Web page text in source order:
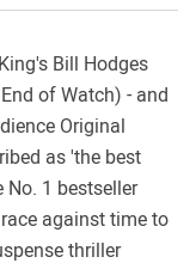
Bill Hodges
of Watch) - and
Original
as 'the best
No. 1 bestseller
against time to
thriller